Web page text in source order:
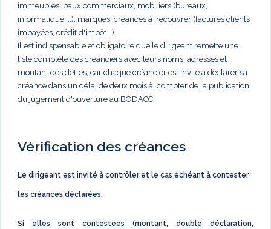
immeubles, baux commerciaux, mobiliers (bureaux,
informatique,...), marques, créances à recouvrer (factures clients
impayées, crédit d'impôt...).
Il est indispensable et obligatoire que le dirigeant remette une
liste complète des créanciers avec leurs noms, adresses et
montant des dettes, car chaque créancier est invité à déclarer sa
créance dans un délai de deux mois à compter de la publication
du jugement d'ouverture au BODACC.
Vérification des créances
Le dirigeant est invité à contrôler et le cas échéant à contester
les créances déclarées.
Si elles sont contestées (montant, double déclaration,